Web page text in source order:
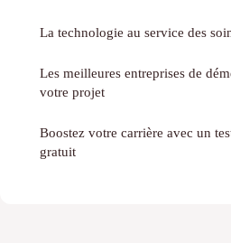
La technologie au service des
Les meilleures entreprises de
votre projet
Boostez votre carrière avec un
gratuit